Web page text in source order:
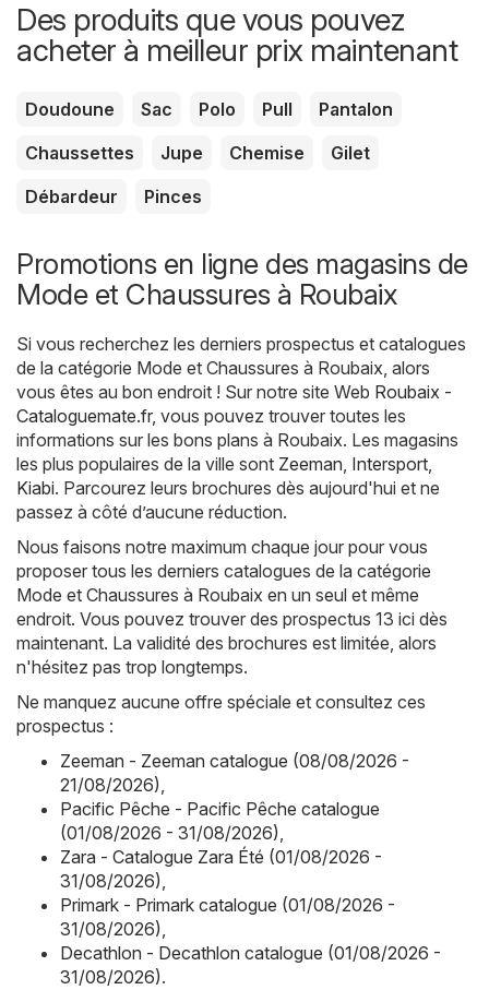
Des produits que vous pouvez
acheter à meilleur prix maintenant
Doudoune Sac Polo Pull
Pantalon
Chaussettes
Jupe Chemise
Gilet
Débardeur
Pinces
Promotions en ligne des magasins de
Mode et Chaussures à Roubaix
Si vous recherchez les derniers prospectus et catalogues
de la catégorie Mode et Chaussures à Roubaix, alors
vous êtes au bon endroit ! Sur notre site Web Roubaix -
Cataloguemate.fr, vous pouvez trouver toutes les
informations sur les bons plans à Roubaix. Les magasins
les plus populaires de la ville sont Zeeman, Intersport,
Kiabi. Parcourez leurs brochures dès aujourd'hui et ne
passez à côté d’aucune réduction.
Nous faisons notre maximum chaque jour pour vous
proposer tous les derniers catalogues de la catégorie
Mode et Chaussures à Roubaix en un seul et même
endroit. Vous pouvez trouver des prospectus 13 ici dès
maintenant. La validité des brochures est limitée, alors
n'hésitez pas trop longtemps.
Ne manquez aucune offre spéciale et consultez ces
prospectus :
Zeeman - Zeeman catalogue (08/08/2026 -
21/08/2026),
Pacific Pêche - Pacific Pêche catalogue
(01/08/2026 - 31/08/2026),
Zara - Catalogue Zara Été (01/08/2026 -
31/08/2026),
Primark - Primark catalogue (01/08/2026 -
31/08/2026),
Decathlon - Decathlon catalogue (01/08/2026 -
31/08/2026).